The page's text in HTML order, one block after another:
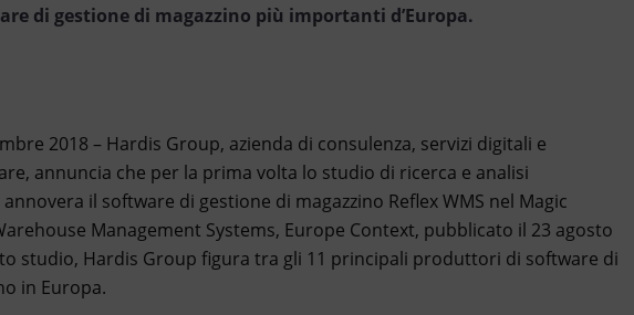
di gestione di magazzino più importanti d’Europa.
2018 – Hardis Group, azienda di consulenza, servizi digitali e
annuncia che per la prima volta lo studio di ricerca e analisi
il software di gestione di magazzino Reflex WMS nel Magic
Management Systems, Europe Context, pubblicato il 23 agosto
studio, Hardis Group figura tra gli 11 principali produttori di software di
in Europa.